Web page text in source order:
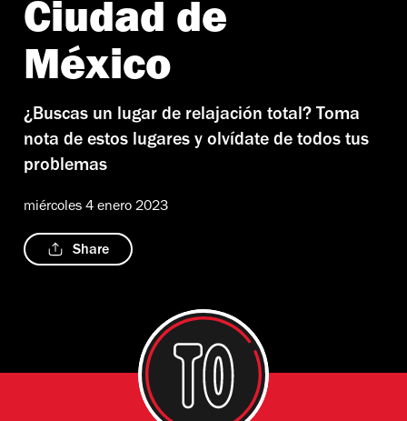
Ciudad de
México
¿Buscas un lugar de relajación total? Toma
nota de estos lugares y olvídate de todos tus
problemas
miércoles 4 enero 2023
Share